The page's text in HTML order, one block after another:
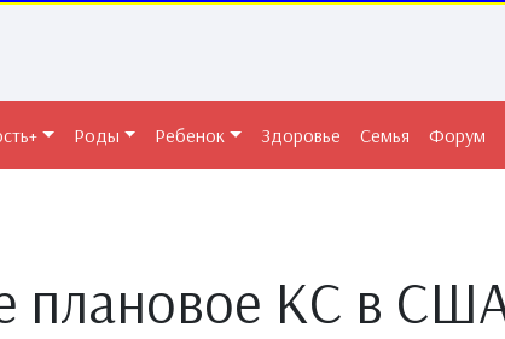
Роды Ребенок Здоровье Семья Форум
плановое КС в